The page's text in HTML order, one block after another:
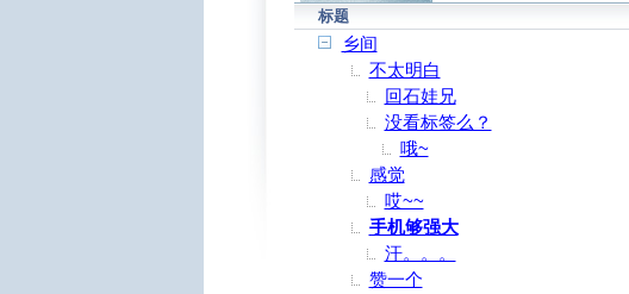
标题
乡间
不太明白
回石娃兄
没看标签么？
哦~
感觉
哎~~
手机够强大
汗。。。
赞一个